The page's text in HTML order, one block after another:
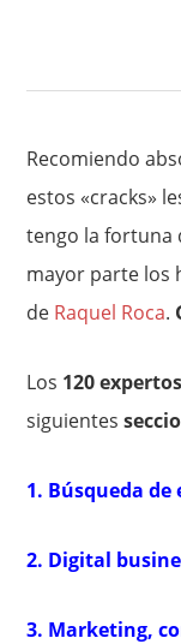
Recomiendo
estos «cracks»
tengo la fortuna
mayor parte los
de Raquel Roca.
Los 120 expertos
siguientes
1. Búsqueda
2. Digital
3. Marketing,